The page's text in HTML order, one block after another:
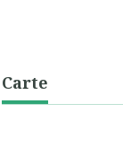
Carte